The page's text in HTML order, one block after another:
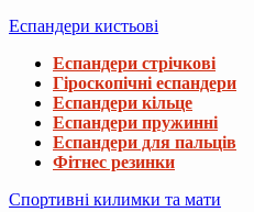
Еспандери кистьові
Еспандери стрічкові
Гіроскопічні еспандери
Еспандери кільце
Еспандери пружинні
Еспандери для пальців
Фітнес резинки
Спортивні килимки та мати